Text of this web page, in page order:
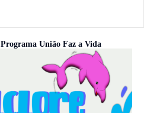
Programa União Faz a Vida